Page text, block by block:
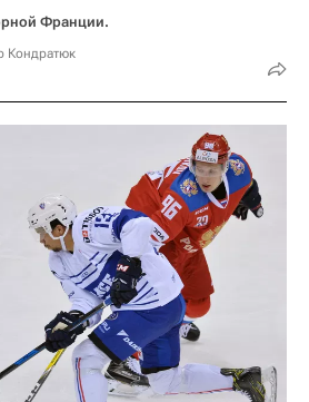
Франции.
Кондратюк